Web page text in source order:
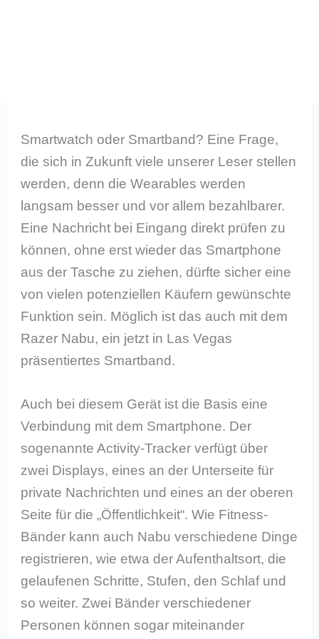
Smartwatch oder Smartband? Eine Frage,
die sich in Zukunft viele unserer Leser stellen
werden, denn die Wearables werden
langsam besser und vor allem bezahlbarer.
Eine Nachricht bei Eingang direkt prüfen zu
können, ohne erst wieder das Smartphone
aus der Tasche zu ziehen, dürfte sicher eine
von vielen potenziellen Käufern gewünschte
Funktion sein. Möglich ist das auch mit dem
Razer Nabu, ein jetzt in Las Vegas
präsentiertes Smartband.
Auch bei diesem Gerät ist die Basis eine
Verbindung mit dem Smartphone. Der
sogenannte Activity-Tracker verfügt über
zwei Displays, eines an der Unterseite für
private Nachrichten und eines an der oberen
Seite für die „Öffentlichkeit“. Wie Fitness-
Bänder kann auch Nabu verschiedene Dinge
registrieren, wie etwa der Aufenthaltsort, die
gelaufenen Schritte, Stufen, den Schlaf und
so weiter. Zwei Bänder verschiedener
Personen können sogar miteinander